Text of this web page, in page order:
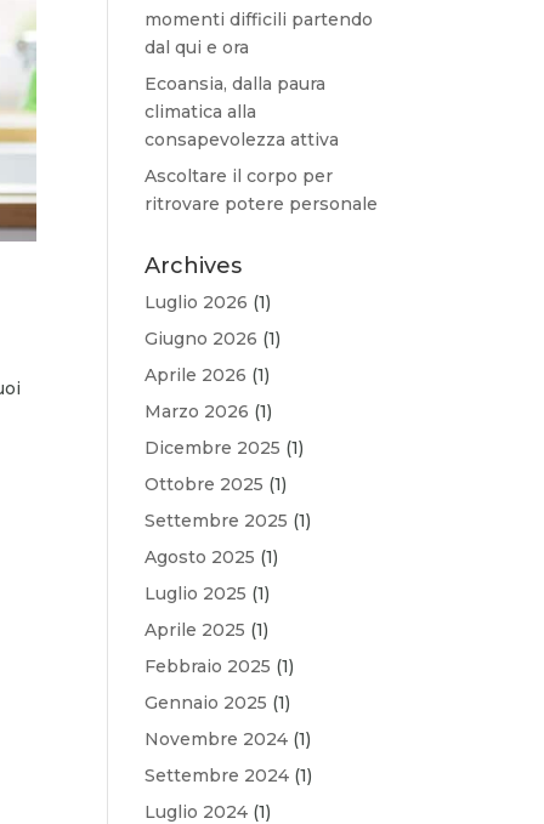
momenti difficili partendo
dal qui e ora
Ecoansia, dalla paura
climatica alla
consapevolezza attiva
Ascoltare il corpo per
ritrovare potere personale
Archives
Luglio 2026 (1)
Giugno 2026 (1)
Aprile 2026 (1)
Marzo 2026 (1)
Dicembre 2025 (1)
Ottobre 2025 (1)
Settembre 2025 (1)
Agosto 2025 (1)
Luglio 2025 (1)
Aprile 2025 (1)
Febbraio 2025 (1)
Gennaio 2025 (1)
Novembre 2024 (1)
Settembre 2024 (1)
Luglio 2024 (1)